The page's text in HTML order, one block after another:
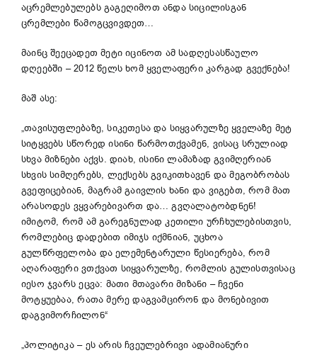
აცრემლებულებს გაგეღიმოთ ანდა სიცილისგან
ცრემლები წამოგცვივდეთ…
მაინც შეეცადეთ მეტი იცინოთ ამ სადღესასწაულო
დღეებში – 2012 წელს ხომ ყველაფერი კარგად გვექნება!
მაშ ასე:
„თავისუფლებაზე, სიკეთესა და სიყვარულზე ყველაზე მეტ
სიტყვებს სწორედ ისინი წარმოთქვამენ, ვისაც სრულიად
სხვა მიზნები აქვს. დიახ, ისინი ლამაზად გვიმღერიან
სხვის სიმღერებს, ლექსებს გვიკითხავენ და მეგობრობას
გვეფიცებიან, მაგრამ გაივლის ხანი და ვიგებთ, რომ მათ
არასოდეს ვყვარებივართ და… გვღალატობდნენ!
იმიტომ, რომ ამ გარეგნულად კეთილი ურჩხულებისთვის,
რომლებიც დადებით იმიჯს იქმნიან, უცხოა
გულწრფელობა და ელემენტარული წესიერება, რომ
აღარაფერი ვთქვათ სიყვარულზე, რომლის გულისთვისაც
იესო ჯვარს ეცვა: მათი მთავარი მიზანი – ჩვენი
მოტყუებაა, რათა მერე დაგვამცირონ და მონებივით
დაგვიმორჩილონ“
„პოლიტიკა – ეს არის ჩვეულებრივი ადამიანური